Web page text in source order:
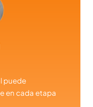
puede
en cada etapa